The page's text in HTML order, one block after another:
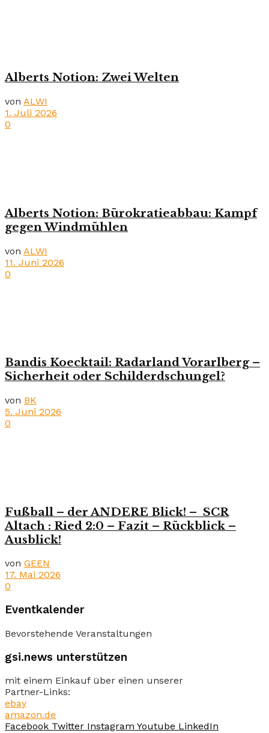
Alberts Notion: Zwei Welten
von ALWI
1. Juli 2026
0
Alberts Notion: Bürokratieabbau: Kampf
gegen Windmühlen
von ALWI
11. Juni 2026
0
Bandis Koecktail: Radarland Vorarlberg –
Sicherheit oder Schilderdschungel?
von BK
5. Juni 2026
0
Fußball – der ANDERE Blick! – SCR
Altach : Ried 2:0 – Fazit – Rückblick –
Ausblick!
von GEEN
17. Mai 2026
0
Eventkalender
Bevorstehende Veranstaltungen
gsi.news unterstützen
mit einem Einkauf über einen unserer
Partner-Links:
ebay
amazon.de
Facebook Twitter Instagram Youtube LinkedIn